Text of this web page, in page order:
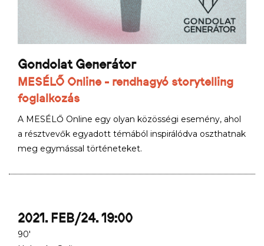
Gondolat Generátor
MESÉLŐ Online - rendhagyó storytelling
foglalkozás
A MESÉLŐ Online egy olyan közösségi esemény, ahol
a résztvevők egyadott témából inspirálódva oszthatnak
meg egymással történeteket.
2021. FEB/24. 19:00
90'